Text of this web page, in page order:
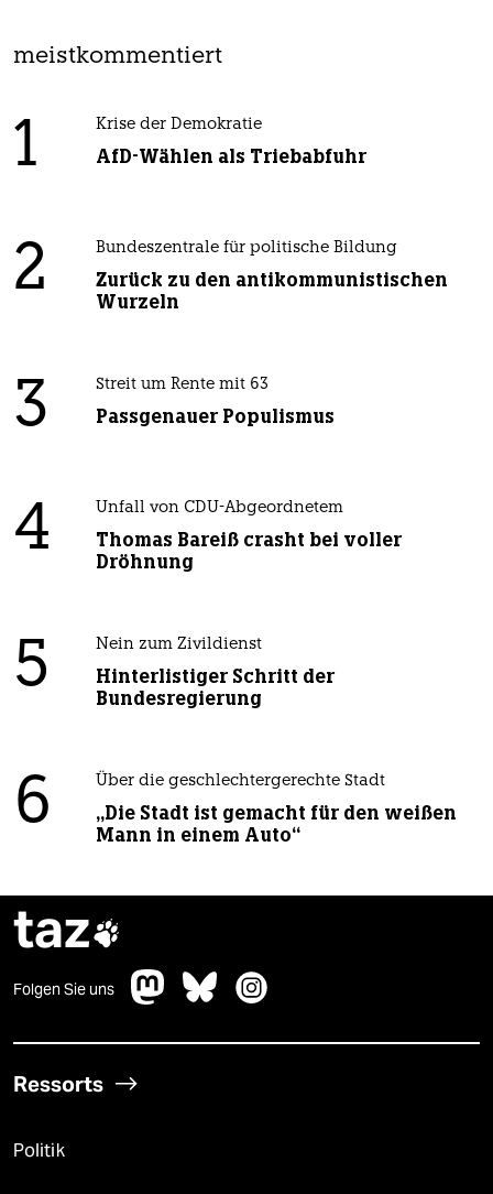
meistkommentiert
1 Krise der Demokratie
AfD-Wählen als Triebabfuhr
2 Bundeszentrale für politische Bildung
Zurück zu den antikommunistischen
Wurzeln
3 Streit um Rente mit 63
Passgenauer Populismus
4 Unfall von CDU-Abgeordnetem
Thomas Bareiß crasht bei voller
Dröhnung
5 Nein zum Zivildienst
Hinterlistiger Schritt der
Bundesregierung
6 Über die geschlechtergerechte Stadt
„Die Stadt ist gemacht für den weißen
Mann in einem Auto“
taz
Folgen Sie uns
Ressorts
Politik